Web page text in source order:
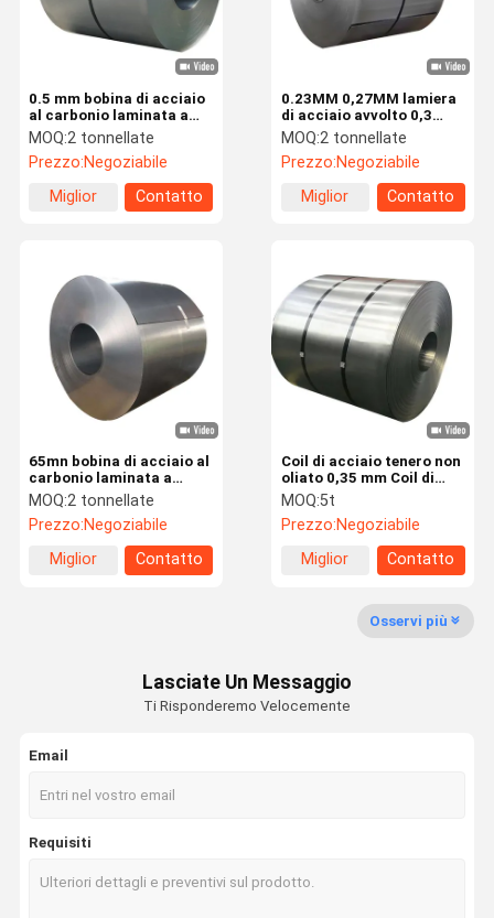
Prodotti
Visita Della
Controllo
Contattaci Casi
Bobina laminata a caldo del acciaio al carbonio
Bobina laminata a freddo del acciaio al carbonio
Scoli di acciaio galvanizzato
0.23MM 0,27MM lamiera
di acciaio avvolto 0,3
0,35*1000MM acciaio di
silicio orientato al grano
laminato a freddo
MOQ:2 tonnellate
Prezzo:Negoziabile
Miglior
Contatto
0.5 mm bobina di acciaio
al carbonio laminata a
freddo B50A300 B50A250
B50A470 lamiera di
acciaio elettrico
MOQ:2 tonnellate
Prezzo:Negoziabile
Miglior
Contatto
Coil di acciaio tenero non
oliato 0,35 mm Coil di
acciaio laminato a freddo
personalizzati Jsc270d
MOQ:5t
Prezzo:Negoziabile
Miglior
Contatto
65mn bobina di acciaio al
carbonio laminata a
freddo DC05 / DC06
bobina di foglio CR
MOQ:2 tonnellate
Prezzo:Negoziabile
Miglior
Contatto
Osservi più
Lasciate Un Messaggio
Ti Risponderemo Velocemente
Email
Requisiti